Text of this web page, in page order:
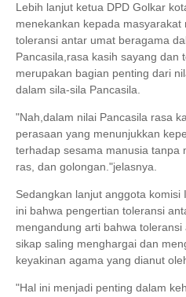
Lebih lanjut ketua DPD Golkar
menekankan kepada masyarakat
toleransi antar umat beragama
Pancasila,rasa kasih sayang dan
merupakan bagian penting dari
dalam sila-sila Pancasila.
"Nah,dalam nilai Pancasila rasa
perasaan yang menunjukkan
terhadap sesama manusia tanpa
ras, dan golongan."jelasnya.
Sedangkan lanjut anggota komisi
ini bahwa pengertian toleransi
mengandung arti bahwa
sikap saling menghargai dan
keyakinan agama yang dianut
"Hal ini menjadi penting dalam